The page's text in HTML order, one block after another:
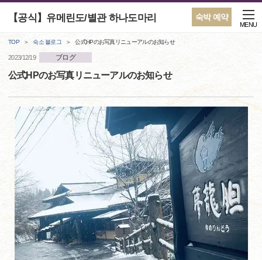
숙박 예약
【공식】유메린도/별관 하나도마리
MENU
TOP 숙소 블로그 公式HPのお写真リニューアルのお知らせ
2023/12/19 ブログ
公式HPのお写真リニューアルのお知らせ